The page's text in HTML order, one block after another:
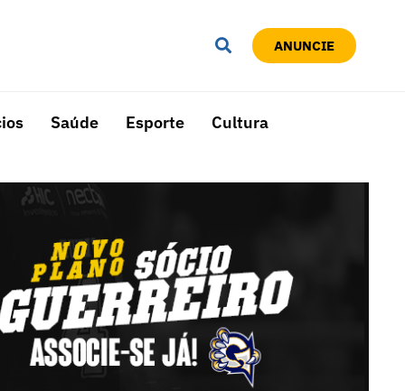
ANUNCIE
Saúde Esporte Cultura